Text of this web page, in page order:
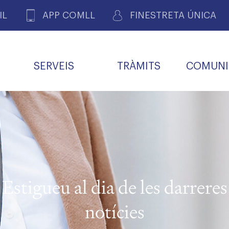
APP COMLL FINESTRETA ÚNICA
DE PACIENTS DE LLEIDA
SERVEIS TRÀMITS
DE GOVERN COMISSIÓ DEONTOLÒGICA
INFORMÀTICA I NOVES
TECNOLOGIES
DE FEINA
ALERTES
FARMACÈUTIQUES
R
CARNET METGE
COL·LEGIAT
Estigueu al dia de les darreres
notícies